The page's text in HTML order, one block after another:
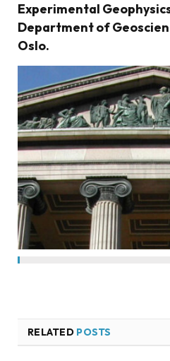
Experimental
Department of
Oslo.
RELATED POSTS